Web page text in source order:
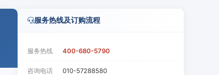
服务热线及订购流程
服务热线 400-680-5790
咨询电话 010-57288580